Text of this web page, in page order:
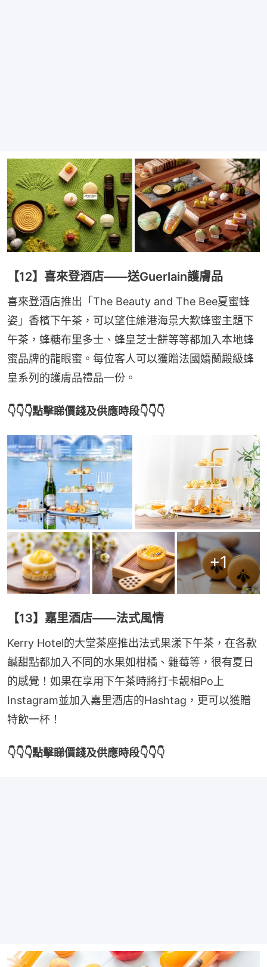
【12】喜來登酒店——送Guerlain護膚品
喜來登酒店推出「The Beauty and The Bee夏蜜蜂
姿」香檳下午茶，可以望住維港海景大歎蜂蜜主題下
午茶，蜂糖布里多士、蜂皇芝士餅等等都加入本地蜂
蜜品牌的龍眼蜜。每位客人可以獲贈法國嬌蘭殿級蜂
皇系列的護膚品禮品一份。
👇👇👇點擊睇價錢及供應時段👇👇👇
+1
【13】嘉里酒店——法式風情
Kerry Hotel的大堂茶座推出法式果漾下午茶，在各款
鹹甜點都加入不同的水果如柑橘、雜莓等，很有夏日
的感覺！如果在享用下午茶時將打卡靚相Po上
Instagram並加入嘉里酒店的Hashtag，更可以獲贈
特飲一杯！
👇👇👇點擊睇價錢及供應時段👇👇👇